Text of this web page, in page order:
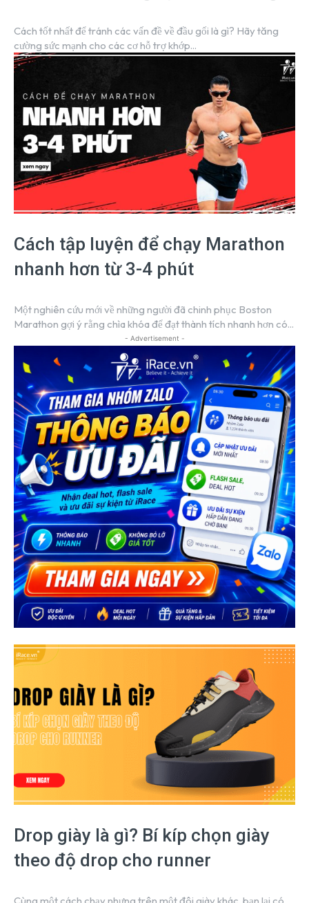
Cách tốt nhất để tránh các vấn đề về đầu gối là gì? Hãy tăng
cường sức mạnh cho các cơ hỗ trợ khớp...
Cách tập luyện để chạy Marathon
nhanh hơn từ 3-4 phút
Một nghiên cứu mới về những người đã chinh phục Boston
Marathon gợi ý rằng chìa khóa để đạt thành tích nhanh hơn có...
- Advertisement -
Drop giày là gì? Bí kíp chọn giày
theo độ drop cho runner